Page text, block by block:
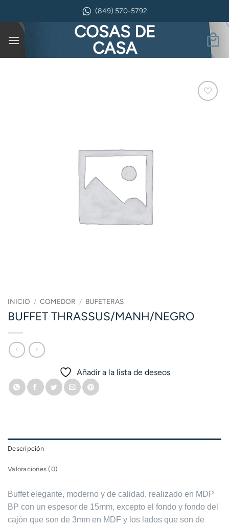
contenido
(849) 570-5792
COSAS DE
CASA
INICIO / COMEDOR / BUFETERAS
BUFFET THRASSUS/MANH/NEGRO
Añadir a la lista de deseos
Descripción
Valoraciones (0)
Buffet elegante, moderno y de calidad, realizado en MDP
BP con un espesor de 15mm, excepto el fondo y fondo del
cajón que son de 3mm en MDF y los lados que son de